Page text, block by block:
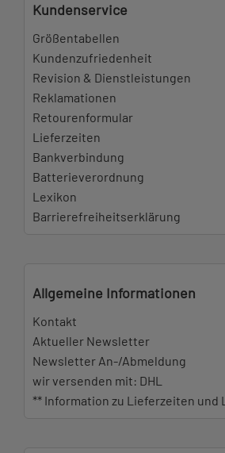
Kundenservice
Größentabellen
Kundenzufriedenheit
Revision & Dienstleistungen
Reklamationen
Retourenformular
Lieferzeiten
Bankverbindung
Batterieverordnung
Lexikon
Barrierefreiheitserklärung
Allgemeine Informationen
Kontakt
Aktueller Newsletter
Newsletter An-/Abmeldung
wir versenden mit: DHL
** Information zu Lieferzeiten